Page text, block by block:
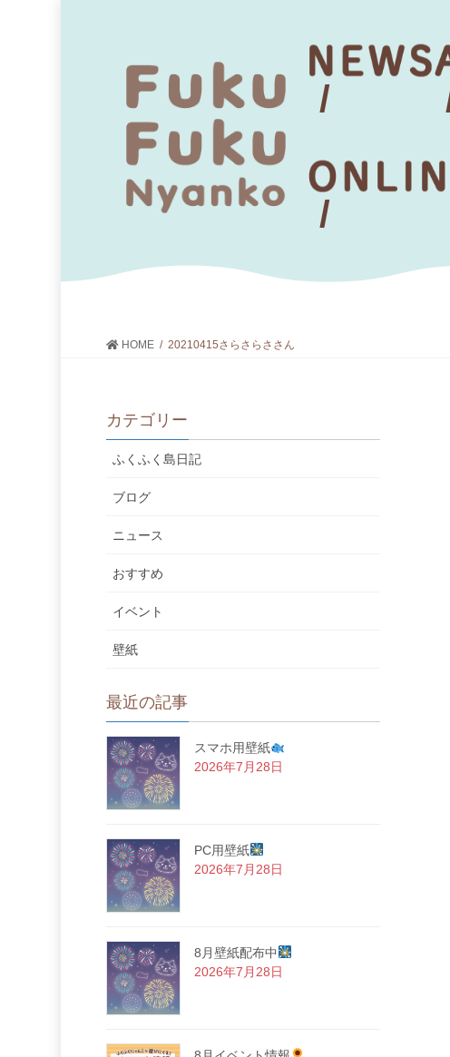
HOME 20210415さらさらささん
カテゴリー
ふくふく島日記
ブログ
ニュース
おすすめ
イベント
壁紙
最近の記事
スマホ用壁紙
2026年7月28日
PC用壁紙
2026年7月28日
8月壁紙配布中
2026年7月28日